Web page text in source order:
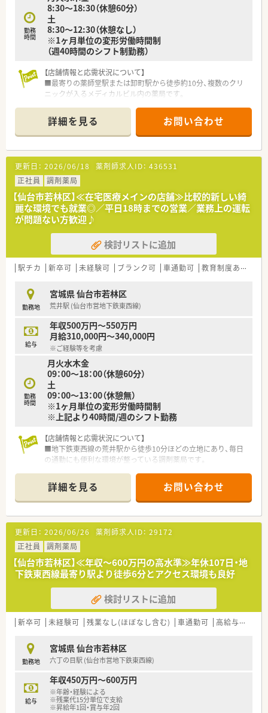
勤務
時間
8:30～18:30（休憩60分）
土
8:30～12:30（休憩なし）
※1ヶ月単位の変形労働時間制
（週40時間のシフト制勤務）
【店舗情報と応需状況について】
■最寄りの薬師堂駅または卸町駅から徒歩約10分、複数のクリ
ニックが入るメディカルビル内の薬局です。
の処方箋枚数は約250枚にのぼります。
■正社員薬剤師6名とパート2名、事務7名が在籍し、若手を中心
に活気のある雰囲気で運営しています。
【求人情報について】
■これまでのご経験やスキルを十分に考慮し、年収450万円から
550万円の範囲で優遇いたします。
■週休2.5日制を採用しており、年間休日は120日と、プライベー
トの時間も大切にできます。
■月々の薬剤師手当や定額業務手当に加え、充実した福利厚生で
社員の生活をしっかりと支えます。
【法人特徴について】
■仙台市を中心に20店舗以上を展開する地域密着型の薬局で、
原則として転居を伴う異動はありません。
出店を続ける急成長中の企業です。
■地域医療への貢献を第一に考え、かかりつけ薬局機能の強化や
在宅医療の推進に注力しています。
詳細を見る お問い合わせ
更新日： 2026/06/18 薬剤師求人ID： 436531
正社員
調剤薬局
【仙台市若林区】≪在宅医療メインの店舗≫比較的新しい綺
麗な環境でも就業◎／平日18時までの営業／業務上の運転
が問題ない方歓迎♪
検討リストに追加
駅チカ 新卒可 未経験可 ブランク可 車通勤可 教育制度あり
勤務地
宮城県 仙台市若林区
荒井駅 (仙台市営地下鉄東西線)
給与
年収500万円～550万円
月給310,000円～340,000円
※ご経験等を考慮
勤務
時間
月火水木金
09：00～18：00（休憩60分）
土
09：00～13：00（休憩無）
※1ヶ月単位の変形労働時間制
※上記より40時間/週のシフト勤務
【店舗情報と応需状況について】
■地下鉄東西線の荒井駅から徒歩10分ほどの立地にあり、毎日
の通勤にも便利な環境が整っている調剤薬局です。
医療に密着したサービスを提供しています。
■常勤の薬剤師が3名、事務スタッフが2名在籍しており、協力し
合いながら日々の業務に取り組んでいます。
【募集背景と求める人物像について】
■今回は欠員補充ならびに体制強化のための急募となっており、
すぐにでもご活躍いただける方を求めています。
■在宅医療業務への意欲が高く、フットワーク軽くさまざまな業
務に取り組んでいただける方を歓迎いたします。
■コミュニケーション能力に長けており、周囲と円滑な人間関係
を築きながら業務を進められる方が理想的です。
【法人特徴について】
■東北および関東エリアを中心として、広範なネットワークで多
■クリニックの門前薬局や在宅専門薬局などをメインに出店し、
居宅や施設など幅広い在宅医療に対応しています。
■今後の業界を見据えて薬局ビジョンに沿った運営を行い、調剤
の機械化やシステム導入にも積極的な企業です。
【求人情報について】
■正社員の勤務薬剤師としてご入社いただき、服薬指導や監査、
詳細を見る お問い合わせ
更新日： 2026/06/26 薬剤師求人ID： 29172
正社員
調剤薬局
【仙台市若林区】≪年収～600万円の高水準≫年休107日・地
下鉄東西線最寄り駅より徒歩6分とアクセス環境も良好
検討リストに追加
新卒可 未経験可 残業なし(ほぼなし含む) 車通勤可 高給与(600万円以上)
勤務地
宮城県 仙台市若林区
六丁の目駅 (仙台市営地下鉄東西線)
給与
年収450万円～600万円
※年齢・経験による
※残業代15分単位で支給
※昇給年1回・賞与年2回